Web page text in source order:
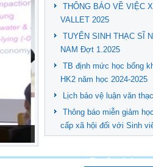
THÔNG BÁO VỀ VIỆC
VALLET 2025
TUYỂN SINH THẠC SĨ
NAM Đợt 1.2025
TB định mức học bổng
HK2 năm học 2024-2025
Lịch bảo vệ luận văn
Thông báo miễn giảm
cấp xã hội đối với Sinh
Tuyển sinh